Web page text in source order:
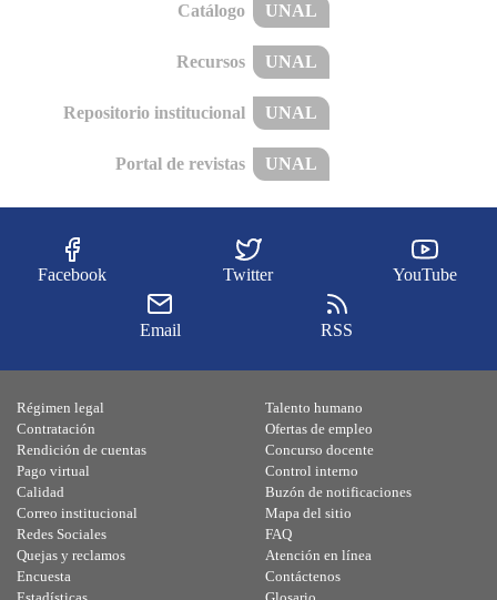
Catálogo UNAL
Recursos UNAL
Repositorio institucional UNAL
Portal de revistas UNAL
Facebook Twitter YouTube
Email RSS
Régimen legal
Contratación
Rendición de cuentas
Pago virtual
Calidad
Talento humano
Ofertas de empleo
Concurso docente
Control interno
Buzón de notificaciones
Correo institucional
Redes Sociales
Quejas y reclamos
Encuesta
Mapa del sitio
FAQ
Atención en línea
Contáctenos